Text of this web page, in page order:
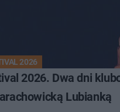
2026
2026. Dwa dni
Lubianką